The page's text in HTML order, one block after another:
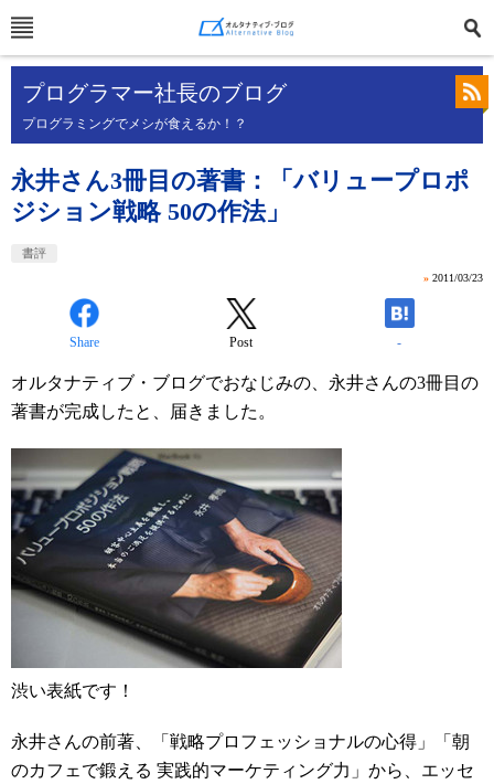
プログラマー社長のブログ
プログラミングでメシが食えるか！？
永井さん3冊目の著書：「バリュープロポ
ジション戦略 50の作法」
書評
» 2011/03/23
Share Post -
オルタナティブ・ブログでおなじみの、永井さんの3冊目の
著書が完成したと、届きました。
渋い表紙です！
永井さんの前著、「戦略プロフェッショナルの心得」「朝
のカフェで鍛える 実践的マーケティング力」から、エッセ